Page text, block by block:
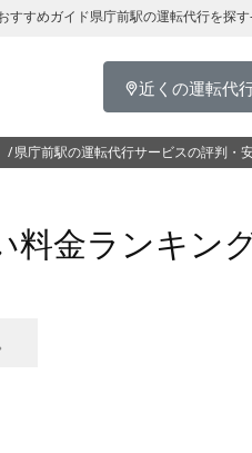
すめガイド県庁前駅の運転代行を探
近くの運転代
県庁前駅の運転代行サービスの評判・
料金ランキン